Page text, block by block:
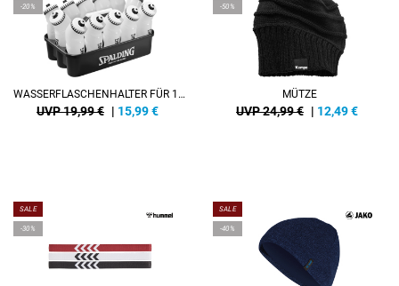
-20%
WASSERFLASCHENHALTER FÜR 12 FLASCHEN
UVP 19,99 € | 15,99€
-50%
MÜTZE
UVP 24,99 € | 12,49€
SALE
-30%
SALE
-40%